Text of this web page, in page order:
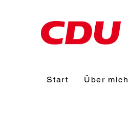
Start Über mich